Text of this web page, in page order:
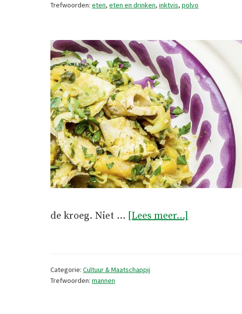
Trefwoorden: eten, eten en drinken, inktvis, polvo
de kroeg. Niet … [Lees meer...]
Categorie: Cultuur & Maatschappij
Trefwoorden: mannen